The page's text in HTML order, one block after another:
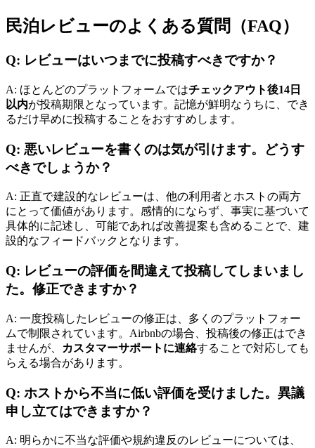
民泊レビューのよくある質問（FAQ）
Q: レビューはいつまでに投稿すべきですか？
A: ほとんどのプラットフォームではチェックアウト後14日
以内が投稿期限となっています。記憶が鮮明なうちに、でき
るだけ早めに投稿することをおすすめします。
Q: 悪いレビューを書くのは気が引けます。どうす
べきでしょうか？
A: 正直で建設的なレビューは、他の利用者とホストの両方
にとって価値があります。感情的にならず、事実に基づいて
具体的に記述し、可能であれば改善提案も含めることで、建
設的なフィードバックとなります。
Q: レビューの評価を間違えて投稿してしまいまし
た。修正できますか？
A: 一度投稿したレビューの修正は、多くのプラットフォー
ムで制限されています。Airbnbの場合、投稿後の修正はでき
ませんが、
カスタマーサポートに連絡することで対応しても
らえる場合があります。
Q: ホストから不当に低い評価を受けました。異議
申し立てはできますか？
A: 明らかに不当な評価や規約違反のレビューについては、